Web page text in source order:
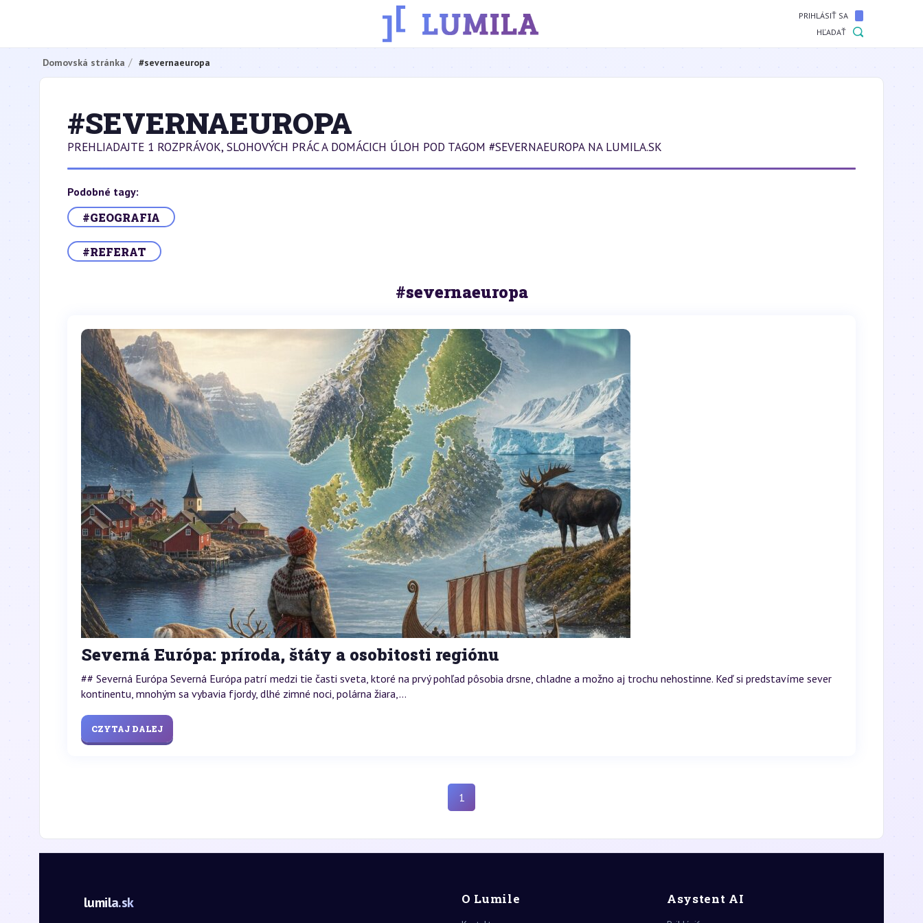
PRIHLÁSIŤ SA
HĽADAŤ
Domovská stránka #severnaeuropa
#SEVERNAEUROPA
PREHLIADAJTE 1 ROZPRÁVOK, SLOHOVÝCH PRÁC A DOMÁCICH ÚLOH POD TAGOM #SEVERNAEUROPA NA LUMILA.SK
Podobné tagy:
#GEOGRAFIA
#REFERAT
#severnaeuropa
Severná Európa: príroda, štáty a osobitosti regiónu
## Severná Európa Severná Európa patrí medzi tie časti sveta, ktoré na prvý pohľad pôsobia drsne, chladne a možno aj trochu nehostinne. Keď si predstavíme sever
kontinentu, mnohým sa vybavia fjordy, dlhé zimné noci, polárna žiara,...
CZYTAJ DALEJ
1
lumila.sk O Lumile Asystent AI